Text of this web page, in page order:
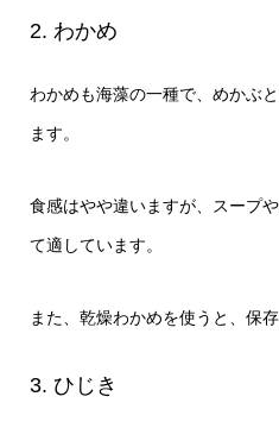
2. わかめ
わかめも海藻の一種で、めかぶ
ます。
食感はやや違いますが、スープ
て適しています。
また、乾燥わかめを使うと、保
3. ひじき